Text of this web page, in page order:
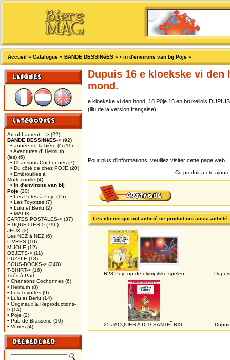
Accueil » Catalogue » BANDE DESSINéES » • in d'environs van bij Poje »
Art of Laurent...-> (22)
BANDE DESSINéES-> (92)
• année de la bière (l') (11)
• Aventures d' Helmuth
(les) (6)
• Chansons Cochonnes (7)
• Du côté de chez POJE (20)
• Embrouilles à
Mortecouille (4)
• in d'environs van bij
Poje (20)
• Les Potes à Poje (15)
• Les Toyottes (7)
• Lulu et Berlu (2)
• MALIK
CARTES POSTALES-> (37)
ETIQUETTES-> (796)
JEUX (3)
Les NEZ à NEZ (6)
LIVRES (10)
MIJOLE (12)
OBJETS-> (11)
PUZZLE (18)
SOUS-BOCKS-> (240)
T-SHIRT-> (16)
Tirés à Part
• Chansons Cochonnes (6)
• Helmuth (8)
• Les Toyottes (9)
• Lulu et Berlu (14)
• Originaux & Reproductions-
> (14)
• Poje (2)
• Pub de Brasserie (10)
• Verres (4)
Dupuis 16 e kloekske vi den
mond.
e kloekske vi den hond. 18 P0je 16 en bruxellois
(illu de la version française)
Pour plus d'informations, veuillez visiter cette page web
Ce produit a été
Les clients qui ont acheté ce produit ont aussi acheté
R23 Poje op de olympilske spelen
25 JACQUES A DIT/ SANTEÏ BXL